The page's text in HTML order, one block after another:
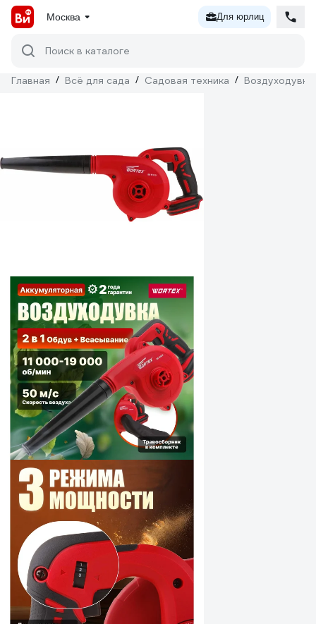
Москва Для юрлиц
Поиск в каталоге
Главная / Всё для сада / Садовая техника / Воздуходувки